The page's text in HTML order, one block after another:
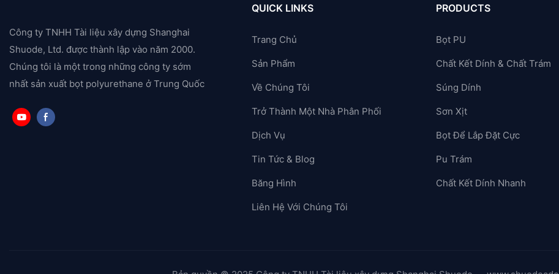
Công ty TNHH Tài liệu xây dựng Shanghai
Shuode, Ltd. được thành lập vào năm 2000.
Chúng tôi là một trong những công ty sớm
nhất sản xuất bọt polyurethane ở Trung Quốc
QUICK LINKS
Trang Chủ
Sản Phẩm
Về Chúng Tôi
Trở Thành Một Nhà Phân Phối
Dịch Vụ
Tin Tức & Blog
Băng Hình
Liên Hệ Với Chúng Tôi
PRODUCTS
Bọt PU
Chất Kết Dính & Chất Trám
Súng Dính
Sơn Xịt
Bọt Để Lắp Đặt Cực
Pu Trám
Chất Kết Dính Nhanh